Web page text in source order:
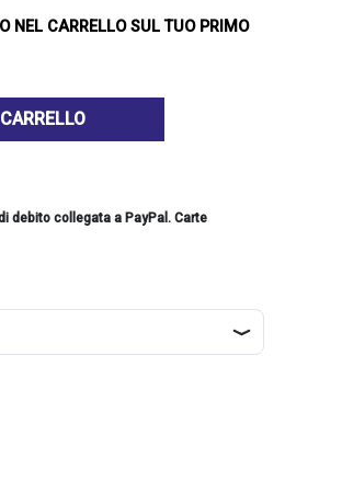
NEL CARRELLO SUL TUO PRIMO
debito collegata a PayPal. Carte